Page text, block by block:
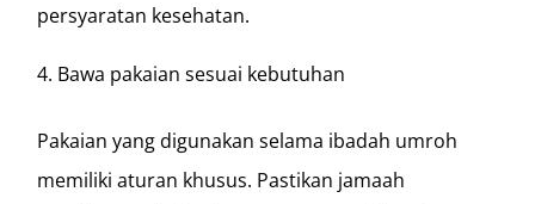
persyaratan kesehatan.
Bawa pakaian sesuai kebutuhan
Pakaian yang digunakan selama ibadah umroh
memiliki aturan khusus. Pastikan jamaah